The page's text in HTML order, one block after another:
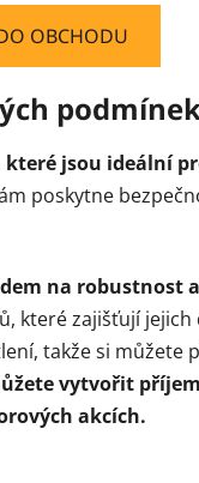
OBCHODU
jsou ideální
poskytne
na robustnost
které zajišťují
takže si můžete
vytvořit
akcích.